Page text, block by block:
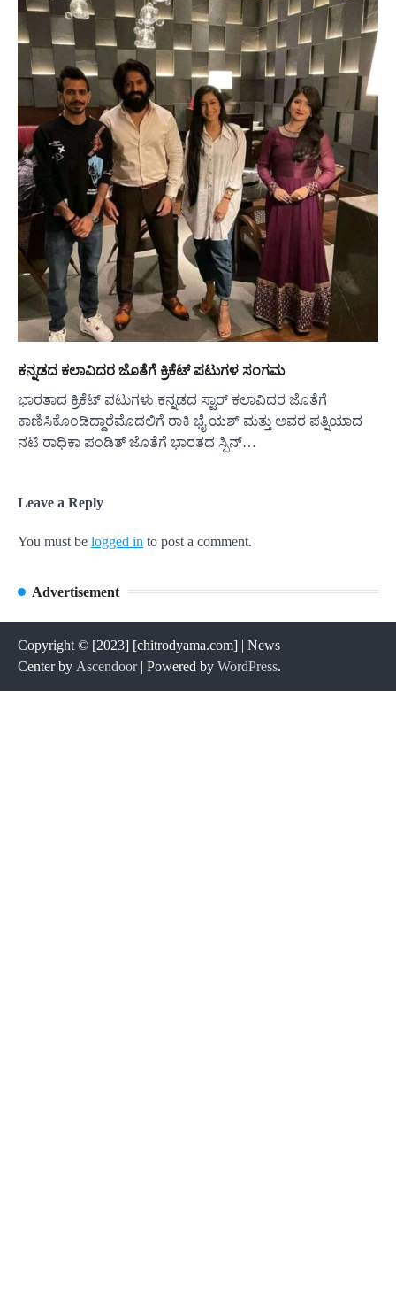
ಕನ್ನಡದ ಕಲಾವಿದರ ಜೊತೆಗೆ ಕ್ರಿಕೆಟ್ ಪಟುಗಳ ಸಂಗಮ
ಭಾರತಾದ ಕ್ರಿಕೆಟ್ ಪಟುಗಳು ಕನ್ನಡದ ಸ್ಟಾರ್ ಕಲಾವಿದರ ಜೊತೆಗೆ
ಕಾಣಿಸಿಕೊಂಡಿದ್ದಾರೆಮೊದಲಿಗೆ ರಾಕಿ ಭೈ ಯಶ್ ಮತ್ತು ಅವರ ಪತ್ನಿಯಾದ
ನಟಿ ರಾಧಿಕಾ ಪಂಡಿತ್ ಜೊತೆಗೆ ಭಾರತದ ಸ್ಪಿನ್…
Leave a Reply
You must be logged in to post a comment.
Advertisement
Copyright © [2023] [chitrodyama.com] | News
Center by Ascendoor| Powered by WordPress.